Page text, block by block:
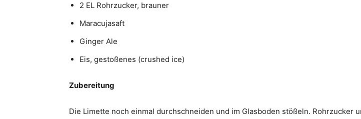
2 EL Rohrzucker, brauner
Maracujasaft
Ginger Ale
Eis, gestoßenes (crushed ice)
Zubereitung
Die Limette noch einmal durchschneiden und im Glasboden stößeln. Rohrzucker